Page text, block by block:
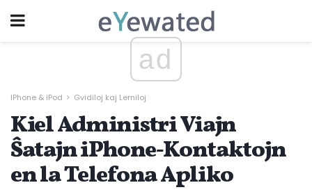
ad
IPhone & iPod Gvidiloj kaj Lerniloj
Kiel Administri Viajn
Ŝatajn iPhone-Kontaktojn
en la Telefona Apliko